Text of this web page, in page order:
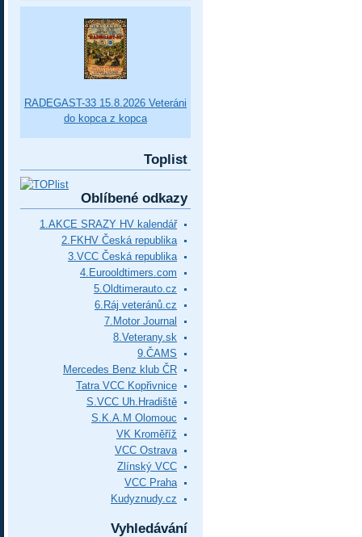
RADEGAST-33 15.8.2026 Veteráni
do kopca z kopca
Toplist
Oblíbené odkazy
1.AKCE SRAZY HV kalendář
2.FKHV Česká republika
3.VCC Česká republika
4.Eurooldtimers.com
5.Oldtimerauto.cz
6.Ráj veteránů.cz
7.Motor Journal
8.Veterany.sk
9.ČAMS
Mercedes Benz klub ČR
Tatra VCC Kopřivnice
S.VCC Uh.Hradiště
S.K.A.M Olomouc
VK Kroměříž
VCC Ostrava
Zlínský VCC
VCC Praha
Kudyznudy.cz
Vyhledávání